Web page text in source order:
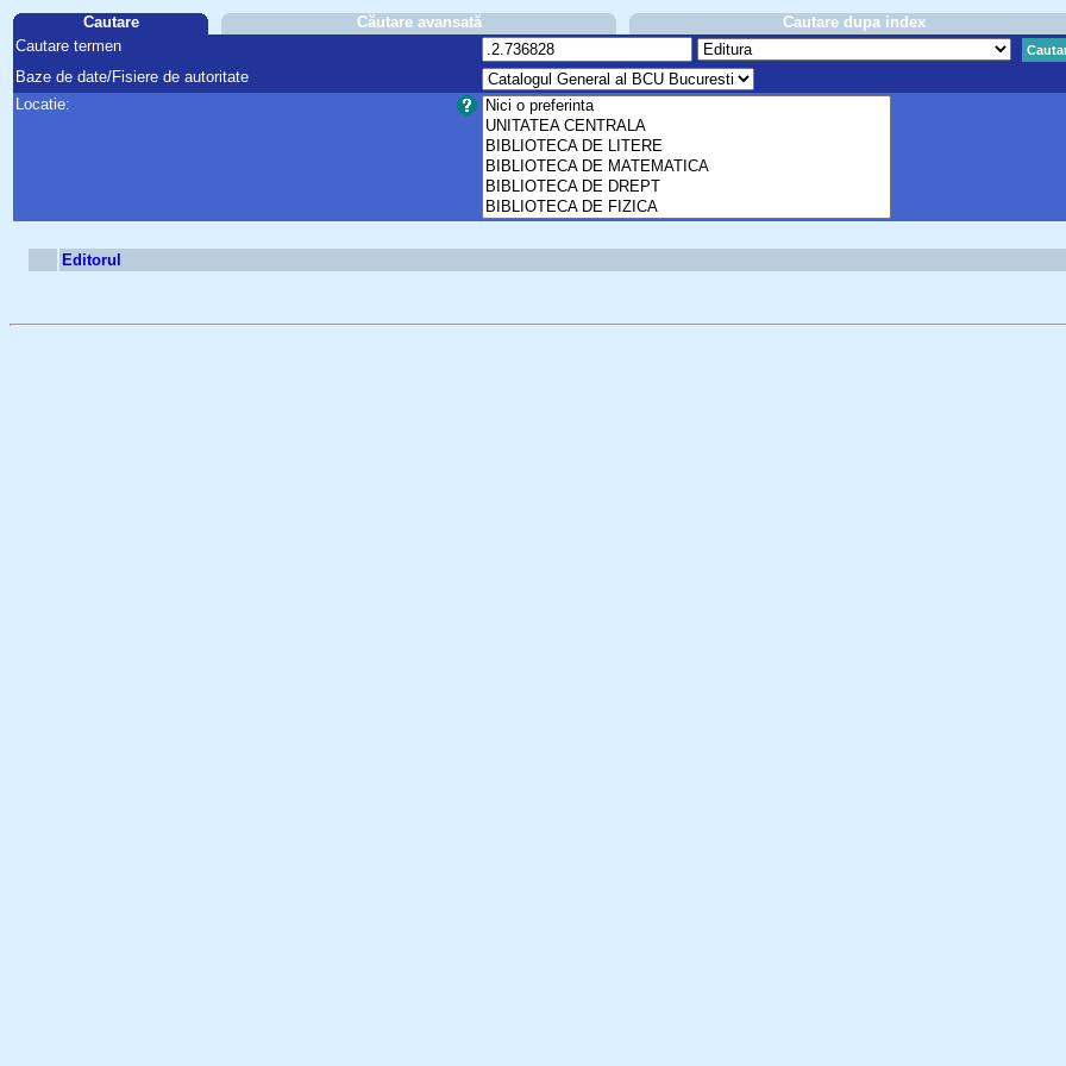
Cautare Căutare avansată Cautare dupa index
Cautare termen
Baze de date/Fisiere de autoritate
Locatie:
Editorul